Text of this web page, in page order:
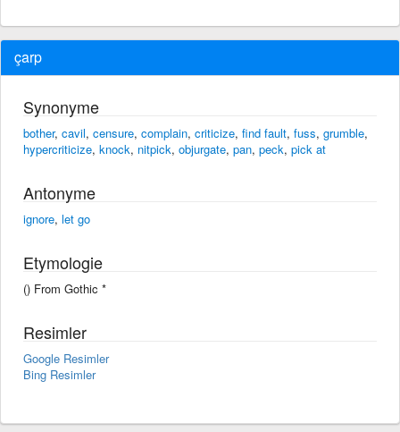
çarp
Synonyme
bother, cavil, censure, complain, criticize, find fault, fuss, grumble,
hypercriticize, knock, nitpick, objurgate, pan, peck, pick at
Antonyme
ignore, let go
Etymologie
() From Gothic *
Resimler
Google Resimler
Bing Resimler